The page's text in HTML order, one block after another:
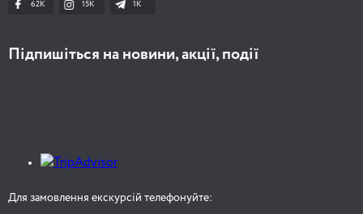
62K 15K 1К
Підпишіться на новини, акції, події
Для замовлення екскурсій телефонуйте: